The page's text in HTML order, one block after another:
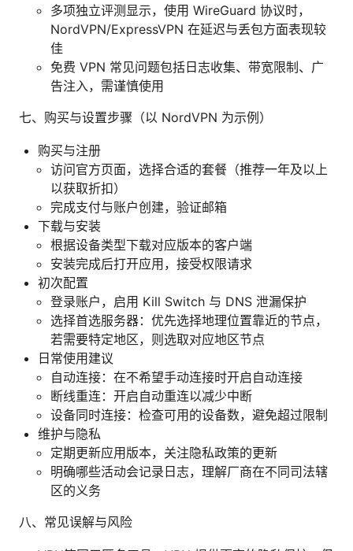
多项独立评测显示，使用 WireGuard 协议时，
NordVPN/ExpressVPN 在延迟与丢包方面表现较
佳
免费 VPN 常见问题包括日志收集、带宽限制、广
告注入，需谨慎使用
七、购买与设置步骤（以 NordVPN 为示例）
购买与注册
访问官方页面，选择合适的套餐（推荐一年及以上
以获取折扣）
完成支付与账户创建，验证邮箱
下载与安装
根据设备类型下载对应版本的客户端
安装完成后打开应用，接受权限请求
初次配置
登录账户，启用 Kill Switch 与 DNS 泄漏保护
选择首选服务器：优先选择地理位置靠近的节点，
若需要特定地区，则选取对应地区节点
日常使用建议
自动连接：在不希望手动连接时开启自动连接
断线重连：开启自动重连以减少中断
设备同时连接：检查可用的设备数，避免超过限制
维护与隐私
定期更新应用版本，关注隐私政策的更新
明确哪些活动会记录日志，理解厂商在不同司法辖
区的义务
八、常见误解与风险